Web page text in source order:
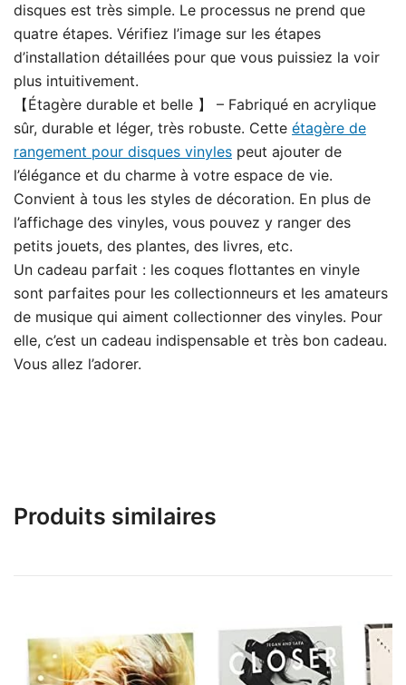
disques est très simple. Le processus ne prend que
quatre étapes. Vérifiez l’image sur les étapes
d’installation détaillées pour que vous puissiez la voir
plus intuitivement.
【Étagère durable et belle 】 – Fabriqué en acrylique
sûr, durable et léger, très robuste. Cette étagère de
rangement pour disques vinyles peut ajouter de
l’élégance et du charme à votre espace de vie.
Convient à tous les styles de décoration. En plus de
l’affichage des vinyles, vous pouvez y ranger des
petits jouets, des plantes, des livres, etc.
Un cadeau parfait : les coques flottantes en vinyle
sont parfaites pour les collectionneurs et les amateurs
de musique qui aiment collectionner des vinyles. Pour
elle, c’est un cadeau indispensable et très bon cadeau.
Vous allez l’adorer.
Produits similaires